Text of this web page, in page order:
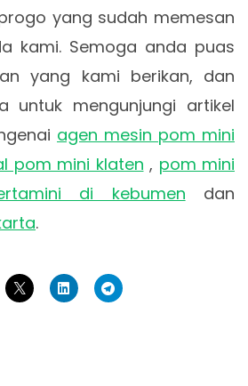
yang sudah memesan
kami. Semoga anda puas
yang kami berikan, dan
untuk mengunjungi artikel
agen mesin pom mini
pom mini klaten , pom mini
di kebumen dan
.